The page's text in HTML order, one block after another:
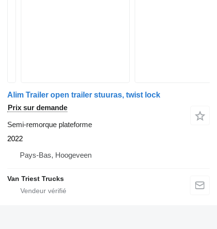
Alim Trailer open trailer stuuras, twist lock
Prix sur demande
Semi-remorque plateforme
2022
Pays-Bas, Hoogeveen
Van Triest Trucks